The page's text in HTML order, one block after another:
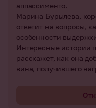
аппассименто.
Марина Бурылева,
ответит на вопросы,
особенности
Интересные истории
расскажет, как она
вина, получившего